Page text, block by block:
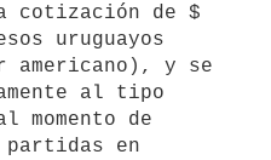
cotización de $
uruguayos
americano), y se
al tipo
momento de
en